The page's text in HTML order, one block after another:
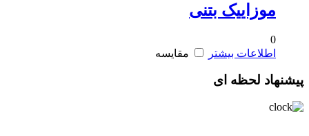
موزاییک بتنی
0
اطلاعات بیشتر
مقایسه
پیشنهاد لحظه ای